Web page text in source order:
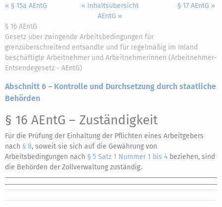
« § 15a AEntG
« Inhaltsübersicht
AEntG »
§ 17 AEntG »
§ 16 AEntG
Gesetz über zwingende Arbeitsbedingungen für
grenzüberschreitend entsandte und für regelmäßig im Inland
beschäftigte Arbeitnehmer und Arbeitnehmerinnen (Arbeitnehmer-
Entsendegesetz - AEntG)
Abschnitt 6 – Kontrolle und Durchsetzung durch staatliche
Behörden
§ 16 AEntG – Zuständigkeit
Für die Prüfung der Einhaltung der Pflichten eines Arbeitgebers
nach § 8, soweit sie sich auf die Gewährung von
Arbeitsbedingungen nach § 5 Satz 1 Nummer 1 bis 4 beziehen, sind
die Behörden der Zollverwaltung zuständig.